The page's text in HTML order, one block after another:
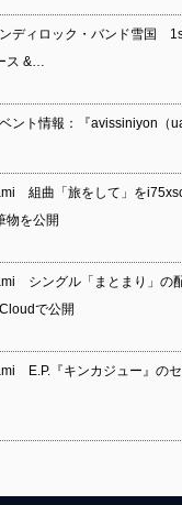
ンディロック・バンド雪国
ス &…
ント情報：『avissiniyon（
組曲「旅をして」を
物を公開
シングル「まとまり」の
で公開
E.P.『キンカジュー』の